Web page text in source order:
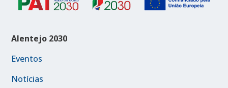
Alentejo 2030
Eventos
Notícias